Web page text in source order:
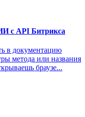
с API Битрикса
в документацию
метода или названия
браузе...